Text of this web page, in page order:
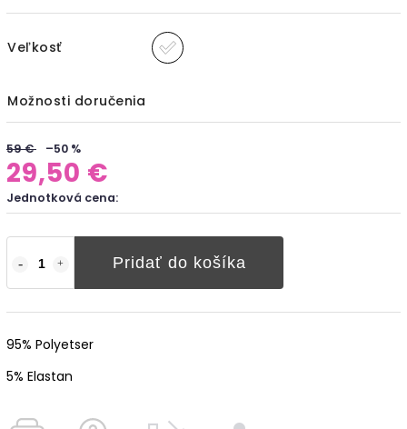
Veľkosť
Možnosti doručenia
59 € –50 %
29,50 €
Jednotková cena:
Pridať do košíka
95% Polyetser
5% Elastan